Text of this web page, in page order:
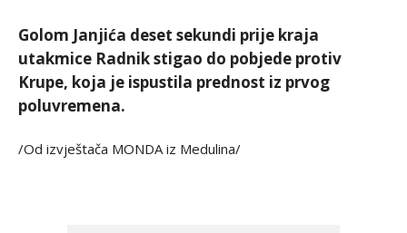
Golom Janjića deset sekundi prije kraja
utakmice Radnik stigao do pobjede protiv
Krupe, koja je ispustila prednost iz prvog
poluvremena.
/Od izvještača MONDA iz Medulina/